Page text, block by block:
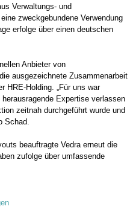
Verwaltungs- und
zweckgebundene Verwendung
erfolge über einen deutschen
Anbieter von
ausgezeichnete Zusammenarbeit
HRE-Holding. „Für uns war
Expertise verlassen
zeitnah durchgeführt wurde und
Schad.
beauftragte Vedra erneut die
zufolge über umfassende